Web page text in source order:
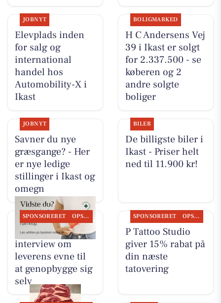
JOBNYT
Elevplads inden
for salg og
international
handel hos
Automobility-X i
Ikast
BOLIGMARKED
H C Andersens Vej
39 i Ikast er solgt
for 2.337.500 - se
køberen og 2
andre solgte
boliger
JOBNYT
Savner du nye
græsgange? - Her
er nye ledige
stillinger i Ikast og
omegn
BILER
De billigste biler i
Ikast - Priser helt
ned til 11.900 kr!
SPONSORERET OPSLAGSTAVLEN
Ikast Apotek deler
interview om
leverens evne til
at genopbygge sig
selv
SPONSORERET OPSLAGSTAVLEN
P Tattoo Studio
giver 15% rabat på
din næste
tatovering